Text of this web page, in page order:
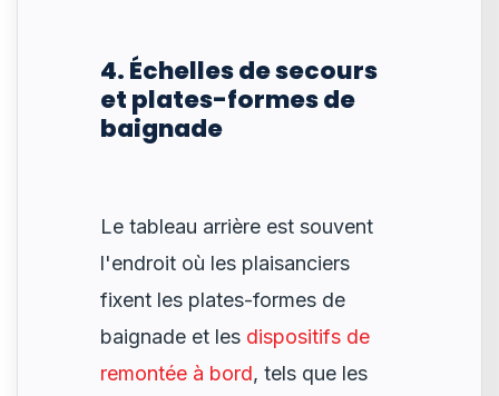
4. Échelles de secours
et plates-formes de
baignade
Le tableau arrière est souvent
l'endroit où les plaisanciers
fixent les plates-formes de
baignade et les dispositifs de
remontée à bord, tels que les